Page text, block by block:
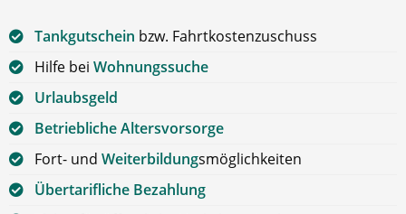
Tankgutschein bzw. Fahrtkostenzuschuss
Hilfe bei Wohnungssuche
Urlaubsgeld
Betriebliche Altersvorsorge
Fort- und Weiterbildungsmöglichkeiten
Übertarifliche Bezahlung